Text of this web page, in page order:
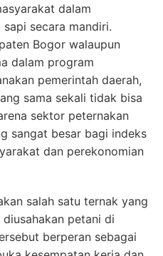
dalam
secara mandiri.
Bogor walaupun
dalam program
pemerintah daerah,
sama sekali tidak bisa
sektor peternakan
sangat besar bagi indeks
dan perekonomian
salah satu ternak yang
petani di
berperan sebagai